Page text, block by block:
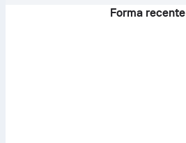
Forma recente